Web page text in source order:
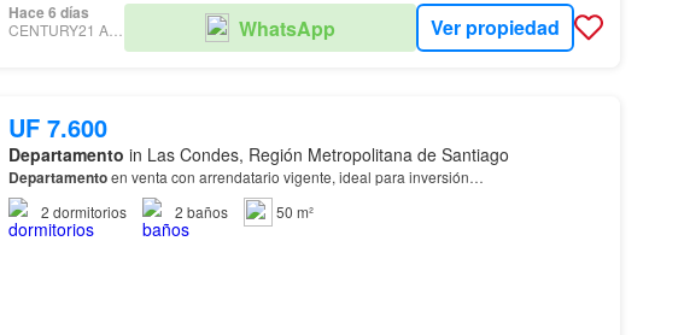
Hace 6 días
CENTURY21 APRICA WhatsApp Ver propiedad
UF 7.600
Departamento in Las Condes, Región Metropolitana de Santiago
Departamentoen venta con arrendatario vigente, ideal para inversión…
2 dormitorios 2 baños 50 m²